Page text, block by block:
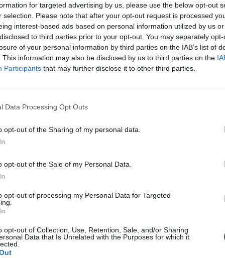
for targeted advertising by us, please use the below opt-out
selection. Please note that after your opt-out request is processed
interest-based ads based on personal information utilized by us
to third parties prior to your opt-out. You may separately
of your personal information by third parties on the IAB’s list of
This information may also be disclosed by us to third parties on the
Participants that may further disclose it to other third parties.
Data Processing Opt Outs
opt-out of the Sharing of my personal data.
opt-out of the Sale of my Personal Data.
opt-out of processing my Personal Data for Targeted
opt-out of Collection, Use, Retention, Sale, and/or Sharing
Data that Is Unrelated with the Purposes for which it
skelbia atradę naują
rūšį